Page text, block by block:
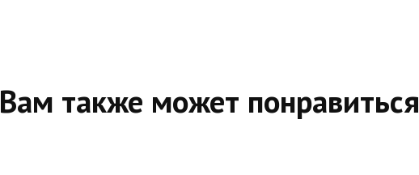
Вам также может понравиться